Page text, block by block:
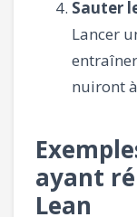
Sauter
Lancer
nuiront
ayant
Lean